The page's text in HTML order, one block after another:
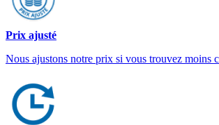
Prix ajusté
Nous ajustons notre prix si vous trouvez moins